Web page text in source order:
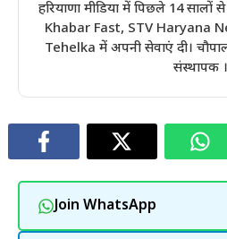
हरियाणा मीडिया में पिछले 14 सालों
Khabar Fast, STV Haryana
Tehelka में अपनी सेवाएं दी।
संस्थापक ।
Join WhatsApp